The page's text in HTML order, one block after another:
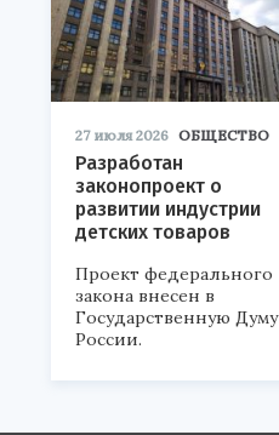
27 июля 2026 ОБЩЕСТВО
Разработан
законопроект о
развитии индустрии
детских товаров
Проект федерального
закона внесен в
Государственную Думу
России.